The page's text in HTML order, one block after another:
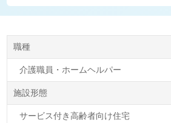
職種
介護職員・ホームヘルパー
施設形態
サービス付き高齢者向け住宅